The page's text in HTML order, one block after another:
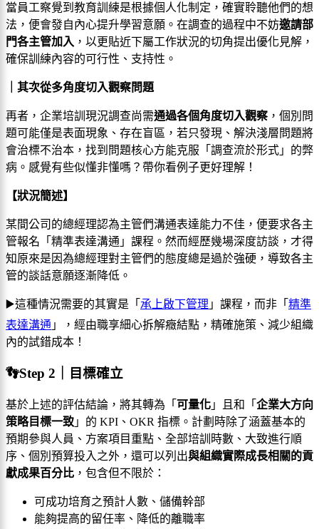
當員工察覺到教育訓練是根據個人化制定，確實聆聽他們的想
法，便會發自內心提升學習意願。在調查的過程中不妨邀請部
門各主管加入 ，以更貼近下屬工作狀況的切角提出優化見解，
確保訓練內容的可行性、支持性。
｜其次從多角度切入觀察問題
再者，企業培訓現況調查尚需通過各個角度切入觀察 ，個別問
題可能僅是表面現象、存在盲區，若只發現、解決淺層問題將
會治標不治本，找到問題核心方能克服「調查流於形式」的弊
病。感覺有些似懂非懂嗎？帶你看例子更好理解！
【狀況簡述】
某間公司的總經理認為主管們溝通表達能力不佳，便要求各主
管報名「精準表達溝通」課程。然而經歷幾場深度訪談，才得
知原來是因為總經理對主管們的態度總是過於強硬，導致各主
管的談話意願逐漸降低。
▶️這種情況需要的其實是「 承上啟下管理 」課程，而非「 精準
表達溝通 」，經由職享細心拆解癥結點，精確施策、減少組織
內的試錯成本！
👣Step 2｜目標確立
基於上述的評估結論，將其轉為「 可量化 」且和「 企業大方向
策略目標一致 」的 KPI、OKR 指標。計劃時除了涵蓋基本的
預期參與人員、方案項目重點、全部培訓時數、大致進行順
序、個別預算投入之外，還可以列出與組織實際成長相關的貢
獻成果百分比 ，包含但不限於：
可成功培育之預計人數、儲備幹部
能夠提高的留任率、降低的離職率